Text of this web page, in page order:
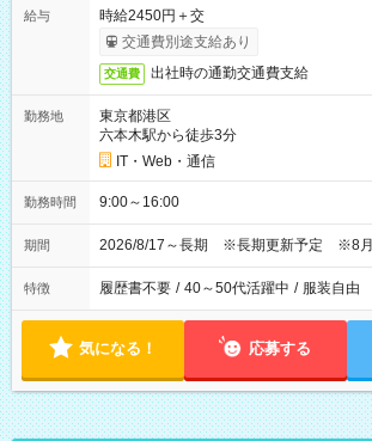
給与
時給2450円＋交
交通費別途支給あり
交通費 出社時の通勤交通費支給
勤務地
東京都港区
六本木駅から徒歩3分
IT・Web・通信
勤務時間 9:00～16:00
期間 2026/8/17～長期 ※長期更新予定 ※8月
特徴 履歴書不要 / 40～50代活躍中 / 服装自由
気になる！ 応募する